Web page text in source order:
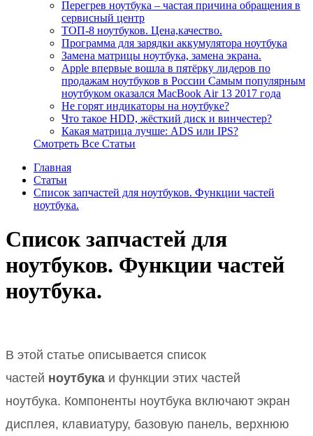
Перегрев ноутбука – частая причина обращения в
сервисный центр
ТОП-8 ноутбуков. Цена,качество.
Программа для зарядки аккумулятора ноутбука
Замена матрицы ноутбука, замена экрана.
Apple впервые вошла в пятёрку лидеров по
продажам ноутбуков в России Самым популярным
ноутбуком оказался MacBook Air 13 2017 года
Не горят индикаторы на ноутбуке?
Что такое HDD, жёсткий диск и винчестер?
Какая матрица лучше: ADS или IPS?
Смотреть Все Статьи
Главная
Статьи
Список запчастей для ноутбуков. Функции частей
ноутбука.
Список запчастей для
ноутбуков. Функции частей
ноутбука.
В этой статье описывается список
частей ноутбука и функции этих частей
ноутбука. Компоненты ноутбука включают экран
дисплея, клавиатуру, базовую панель, верхнюю